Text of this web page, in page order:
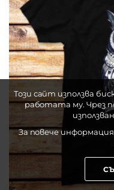
Този сайт използва
работата му. Чрез
За повече